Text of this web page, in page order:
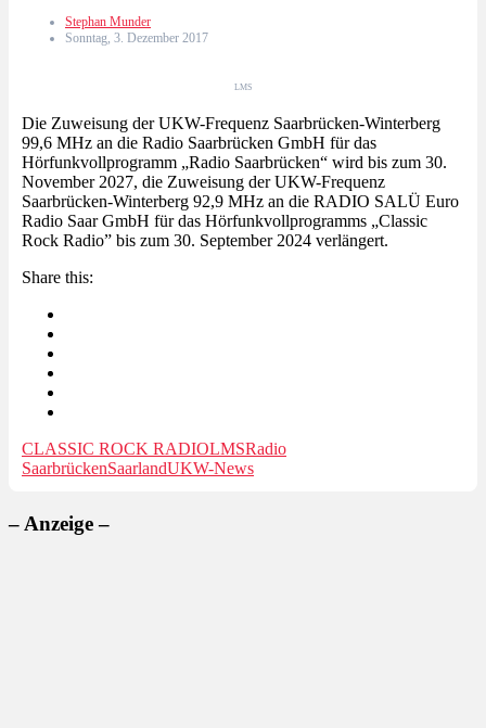
Stephan Munder
Sonntag, 3. Dezember 2017
LMS
Die Zuweisung der UKW-Frequenz Saarbrücken-Winterberg
99,6 MHz an die Radio Saarbrücken GmbH für das
Hörfunkvollprogramm „Radio Saarbrücken“ wird bis zum 30.
November 2027, die Zuweisung der UKW-Frequenz
Saarbrücken-Winterberg 92,9 MHz an die RADIO SALÜ Euro
Radio Saar GmbH für das Hörfunkvollprogramms „Classic
Rock Radio” bis zum 30. September 2024 verlängert.
Share this:
CLASSIC ROCK RADIOLMSRadio
SaarbrückenSaarlandUKW-News
– Anzeige –